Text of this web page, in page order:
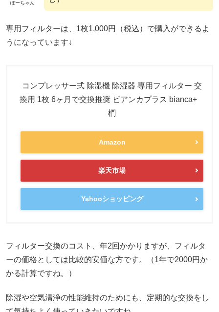
ぽーちゃん
専用フィルターは、1枚1,000円（税込）で購入ができるよ
うになっています↓
コンプレッサー式 除湿機 除湿器 専用フィルター 交
換用 1枚 6ヶ月で交換推奨 ビアンカプラス bianca+
椚
Amazon
楽天市場
Yahooショッピング
フィルター交換のコスト、年2回かかりますが、フィルタ
ーの価格としては比較的安価な方です。（1年で2000円か
かる計算ですね。）
除湿や空気清浄の性能維持のためにも、定期的な交換をし